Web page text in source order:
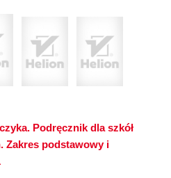
Podręcznik dla szkół
Zakres podstawowy i